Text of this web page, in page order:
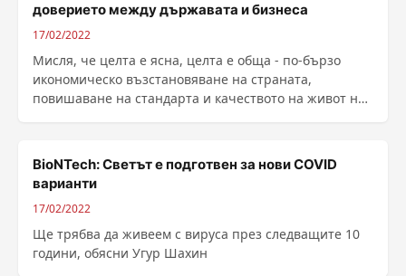
доверието между държавата и бизнеса
17/02/2022
Мисля, че целта е ясна, целта е обща - по-бързо
икономическо възстановяване на страната,
повишаване на стандарта и качеството на живот на
BioNTech: Светът е подготвен за нови COVID
варианти
17/02/2022
Ще трябва да живеем с вируса през следващите 10
години, обясни Угур Шахин